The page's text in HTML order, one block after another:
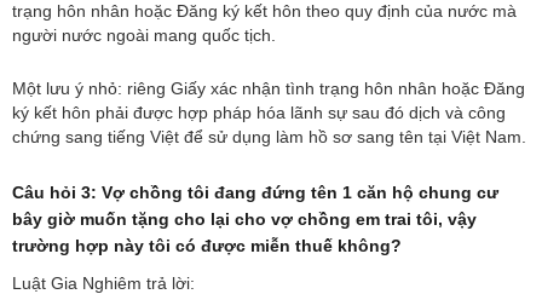
trạng hôn nhân hoặc Đăng ký kết hôn theo quy định của nước mà
người nước ngoài mang quốc tịch.
Một lưu ý nhỏ: riêng Giấy xác nhận tình trạng hôn nhân hoặc Đăng
ký kết hôn phải được hợp pháp hóa lãnh sự sau đó dịch và công
chứng sang tiếng Việt để sử dụng làm hồ sơ sang tên tại Việt Nam.
Câu hỏi 3: Vợ chồng tôi đang đứng tên 1 căn hộ chung cư
bây giờ muốn tặng cho lại cho vợ chồng em trai tôi, vậy
trường hợp này tôi có được miễn thuế không?
Luật Gia Nghiêm trả lời: